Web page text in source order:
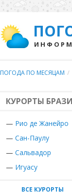
ПОГОДА ПО МЕСЯЦАМ /
КУРОРТЫ
— Рио де Жанейро
— Сан-Паулу
— Сальвадор
— Игуасу
ВСЕ КУРОРТЫ